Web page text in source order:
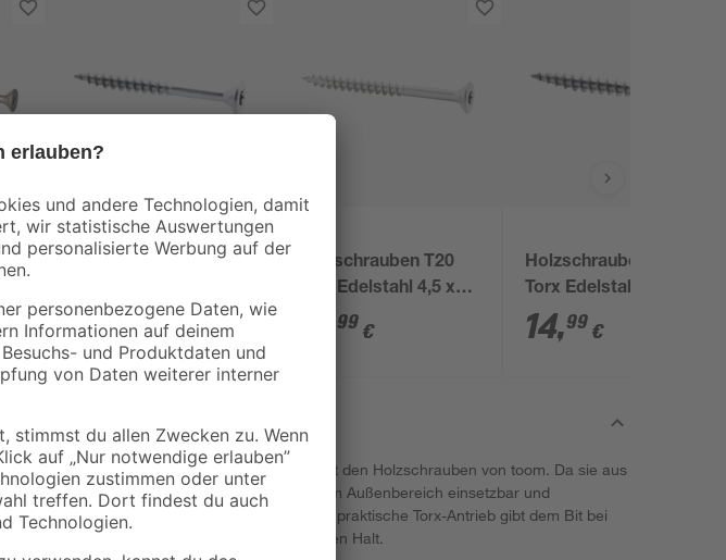
Holzschrauben T20
40 mm 50 Stück
12,99€
Holzschrauben T20
Torx Edelstahl 4,5 x
50 mm 50 Stück
99 €
Holzschrauben T20
Torx Edelstahl 4,5 x
40 mm 50 Stück
14,99 €
Holzkonstruktionen verbinden Sie zuverlässig mit den Holzschrauben von toom. Da sie aus
rostfreiem Edelstahl bestehen, sind sie optimal im Außenbereich einsetzbar und
überzeugen durch eine lange Lebensdauer. Der praktische Torx-Antrieb gibt dem Bit bei
der Verarbeitung der Schrauben besonders festen Halt.